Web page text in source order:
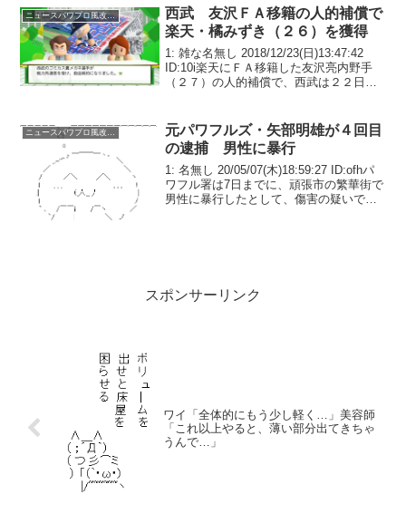
ニュースパワプロ風改変系
西武 友沢ＦＡ移籍の人的補償で
楽天・橘みずき（２６）を獲得
1: 雑な名無し 2018/12/23(日)13:47:42
ID:10i楽天にＦＡ移籍した友沢亮内野手
（２７）の人的補償で、西武は２２日、
ンと来ない投手だけど（友沢内...
ニュースパワプロ風改変系
元パワフルズ・矢部明雄が４回目
の逮捕 男性に暴行
1: 名無し 20/05/07(木)18:59:27 ID:ofhパ
ワフル署は7日までに、頑張市の繁華街で
男性に暴行したとして、傷害の疑いで無
スポンサーリンク
ワイ「全体的にもう少し軽く…」美容師
「これ以上やると、薄い部分出てきちゃ
うんで…」